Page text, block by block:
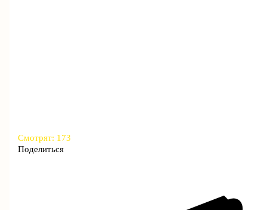
Смотрят: 173
Поделиться